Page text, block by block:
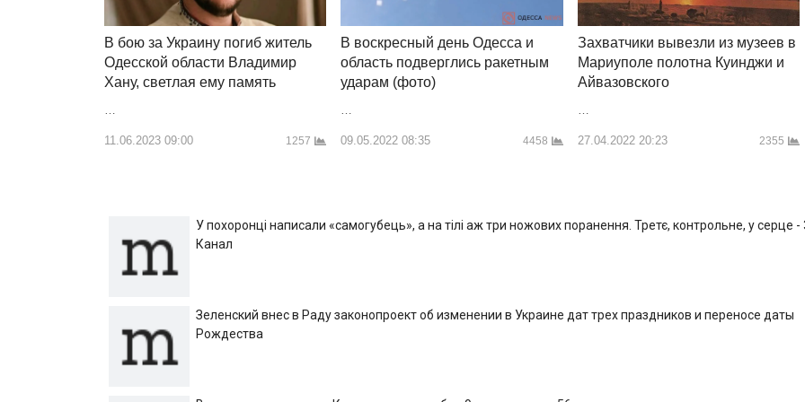
В бою за Украину погиб житель
Одесской области Владимир
Хану, светлая ему память
…
11.06.2023 09:00 1257
В воскресный день Одесса и
область подверглись ракетным
ударам (фото)
…
09.05.2022 08:35 4458
Захватчики вывезли из музеев в
Мариуполе полотна Куинджи и
Айвазовского
27.04.2022 20:23 2355
У похоронці написали «самогубець», а на тілі аж три ножових поранення. Третє, контрольне, у серце -
Канал
Зеленский внес в Раду законопроект об изменении в Украине дат трех праздников и переносе даты
Рождества